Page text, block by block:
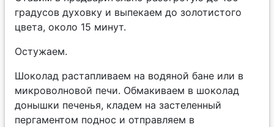
градусов духовку и выпекаем до золотистого
цвета, около 15 минут.
Остужаем.
Шоколад растапливаем на водяной бане или в
микроволновой печи. Обмакиваем в шоколад
донышки печенья, кладем на застеленный
пергаментом поднос и отправляем в